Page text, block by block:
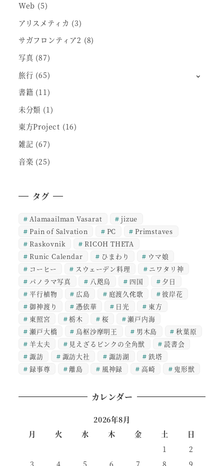
Web (5)
アリスメティカ (3)
サガフロンティア2 (8)
写真 (87)
旅行 (65)
書籍 (11)
未分類 (1)
東方Project (16)
雑記 (67)
音楽 (25)
タグ
Alamaailman Vasarat
jizue
Pain of Salvation
PC
Primstaves
Raskovnik
RICOH THETA
Runic Calendar
ひまわり
ウマ娘
コーヒー
スウェーデン料理
ニワタリ神
パノラマ写真
八咫烏 四国
夕日
平行植物
広島 庭渡久侘歌
彼岸花
御神渡り
憑依華 日光
東方
東照宮
栃木 桜
瀬戸内海
瀬戸大橋
烏枢沙摩明王 男木島
秋葉原
羊太夫
見えざるピンクの全角獣
読書会
諏訪
諏訪大社 諏訪湖
鉄塔
録事尊
離島 風神録 高崎 鬼形獣
カレンダー
2026年8月
月
火 水 木 金 土
日
1
2
3
4 5 6 7 8 9